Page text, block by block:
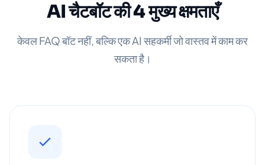
AI चैटबॉट की 4 मुख्य क्षमताएँ
केवल FAQ बॉट नहीं, बल्कि एक AI सहकर्मी जो वास्तव में काम कर
सकता है।